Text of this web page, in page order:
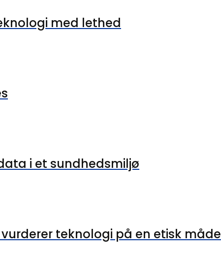
med lethed
i et sundhedsmiljø
teknologi på en etisk måde